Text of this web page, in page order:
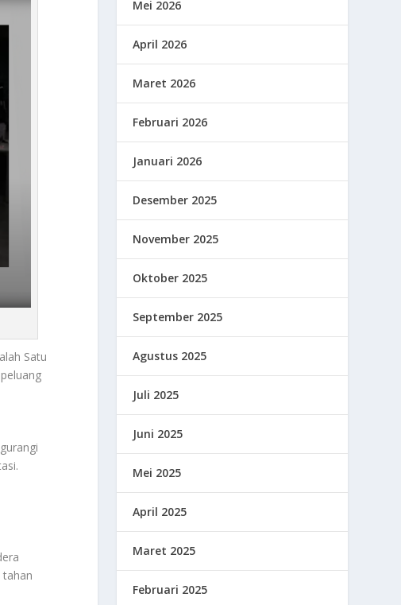
Satu
Mei 2026
April 2026
Maret 2026
Februari 2026
Januari 2026
Desember 2025
November 2025
Oktober 2025
September 2025
Agustus 2025
Juli 2025
Juni 2025
Mei 2025
April 2025
Maret 2025
Februari 2025